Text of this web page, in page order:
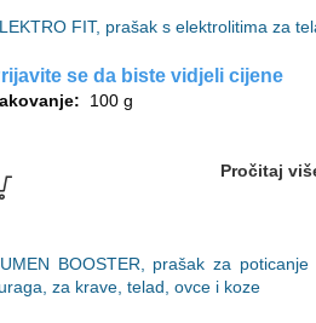
FIT, prašak s elektrolitima za
se da biste vidjeli cijene
100 g
Pročitaj
BOOSTER, prašak za
za krave, telad, ovce i koze